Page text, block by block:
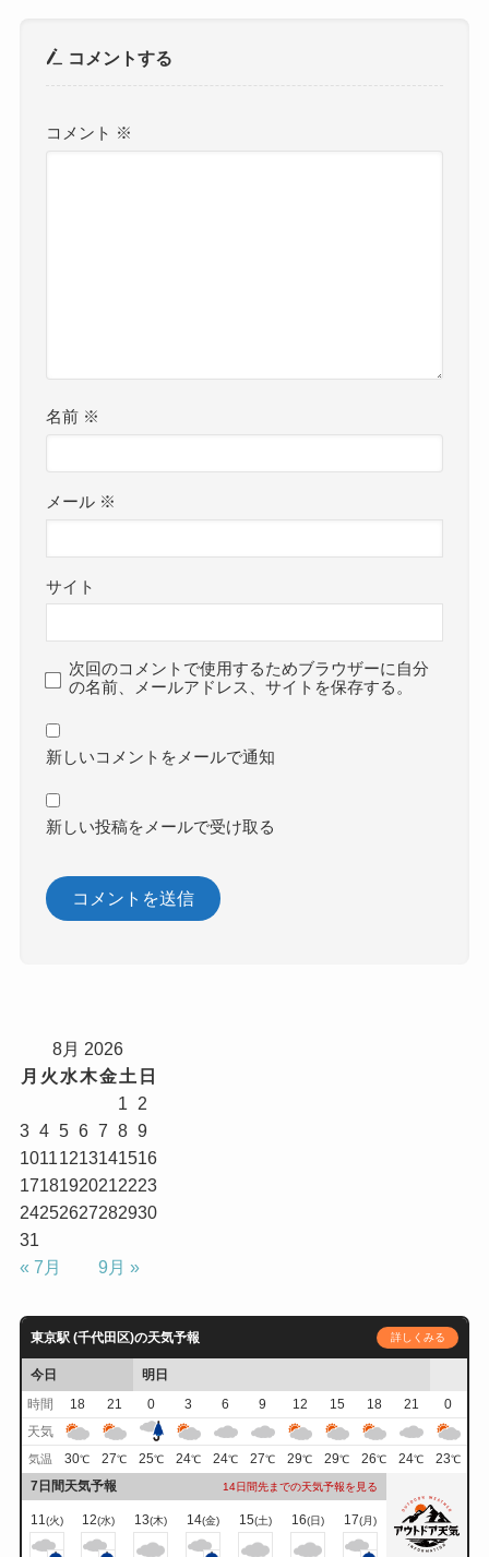
コメントする
コメント ※
名前 ※
メール ※
サイト
次回のコメントで使用するためブラウザーに自分
の名前、メールアドレス、サイトを保存する。
新しいコメントをメールで通知
新しい投稿をメールで受け取る
8月 2026
月 火 水木金土 日
1
2
3 4 5 6 7 8 9
10111213141516
17181920212223
24252627282930
31
« 7月
9月 »
東京駅 (千代田区)の天気予報 詳しくみる
今日
明日
時間
18 21 0 3 6 9 12 15 18 21
0
天気
気温 30℃ 27℃ 25℃ 24℃ 24℃ 27℃ 29℃ 29℃ 26℃ 24℃ 23℃
7日間天気予報 14日間先までの天気予報を見る
11(火) 12(水) 13(木) 14(金) 15(土) 16(日) 17(月)